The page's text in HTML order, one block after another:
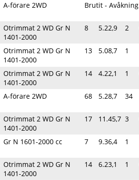
A-förare 2WD Brutit - Avåkning
Otrimmat 2 WD Gr N
1401-2000
8 5.22,9 2
Otrimmat 2 WD Gr N
1401-2000
13 5.08,7 1
Otrimmat 2 WD Gr N
1401-2000
14 4.22,1 1
A-förare 2WD 68 5.28,7 34
Otrimmat 2 WD Gr N
1401-2000
17 11.45,7 3
Gr N 1601-2000 cc 7 9.36,4 1
Otrimmat 2 WD Gr N
1401-2000
14 6.23,1 1